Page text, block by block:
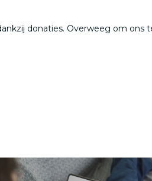
donaties. Overweeg om ons